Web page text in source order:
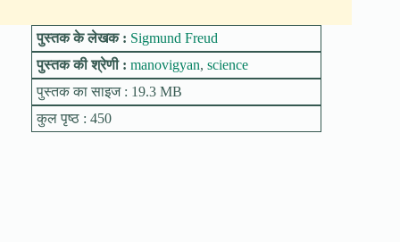
पुस्तक के लेखक : Sigmund Freud
पुस्तक की श्रेणी : manovigyan, science
पुस्तक का साइज : 19.3 MB
कुल पृष्ठ : 450